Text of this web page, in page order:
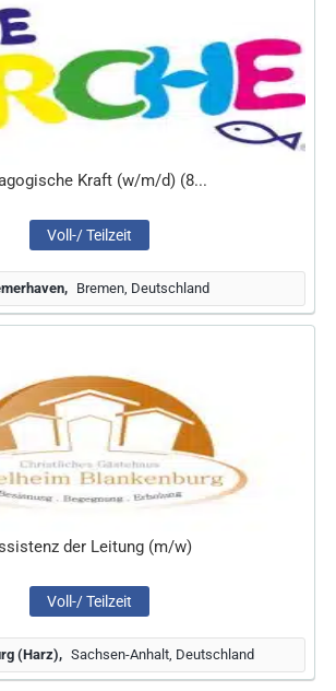
Kraft (w/m/d) (8...
Voll-/ Teilzeit
Bremen, Deutschland
der Leitung (m/w)
Voll-/ Teilzeit
(Harz) Sachsen-Anhalt, Deutschland